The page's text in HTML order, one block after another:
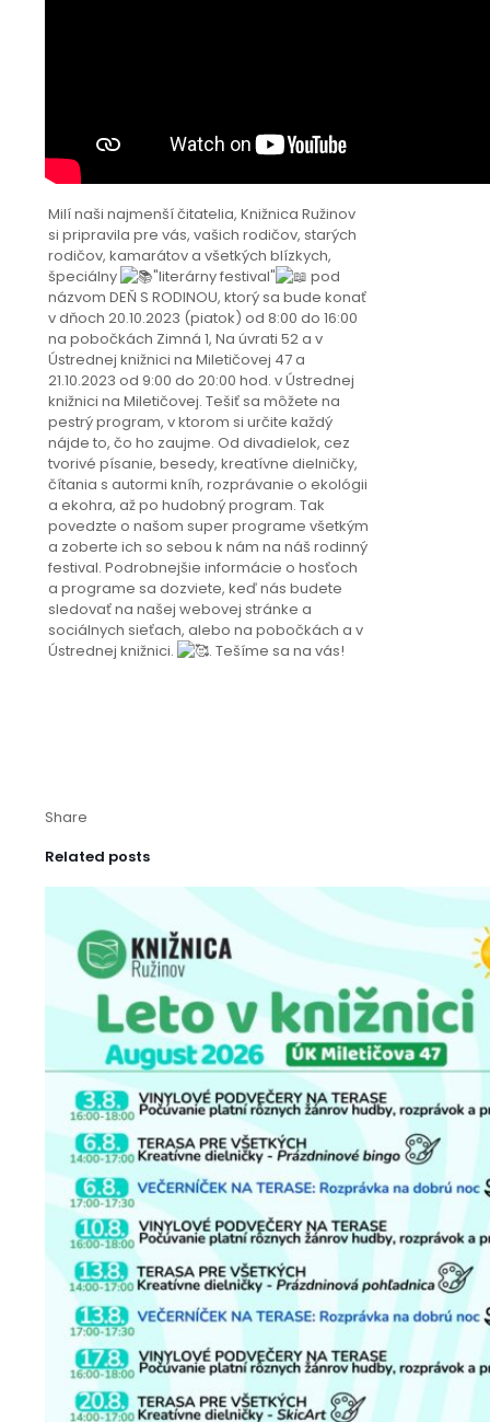
Milí naši najmenší čitatelia, Knižnica Ružinov
si pripravila pre vás, vašich rodičov, starých
rodičov, kamarátov a všetkých blízkych,
špeciálny
"literárny festival"
pod
názvom DEŇ S RODINOU, ktorý sa bude konať
v dňoch 20.10.2023 (piatok) od 8:00 do 16:00
na pobočkách Zimná 1, Na úvrati 52 a v
Ústrednej knižnici na Miletičovej 47 a
21.10.2023 od 9:00 do 20:00 hod. v Ústrednej
knižnici na Miletičovej. Tešiť sa môžete na
pestrý program, v ktorom si určite každý
nájde to, čo ho zaujme. Od divadielok, cez
tvorivé písanie, besedy, kreatívne dielničky,
čítania s autormi kníh, rozprávanie o ekológii
a ekohra, až po hudobný program. Tak
povedzte o našom super programe všetkým
a zoberte ich so sebou k nám na náš rodinný
festival. Podrobnejšie informácie o hosťoch
a programe sa dozviete, keď nás budete
sledovať na našej webovej stránke a
sociálnych sieťach, alebo na pobočkách a v
Ústrednej knižnici.
. Tešíme sa na vás!
Share
Related posts